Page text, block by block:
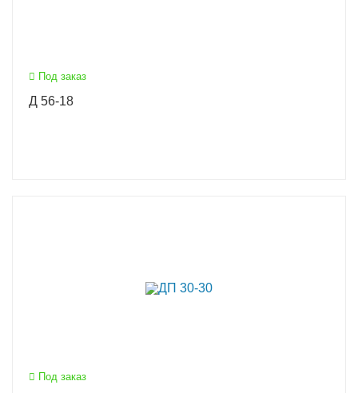
Под заказ
Д 56-18
Под заказ